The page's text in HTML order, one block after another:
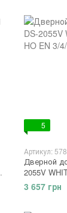
5
Артикул:
Дверной
2055V
3/4/5
3 657 грн